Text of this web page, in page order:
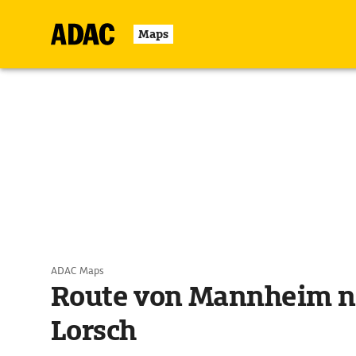
Maps
ADAC Maps
Route von Mannheim
Lorsch